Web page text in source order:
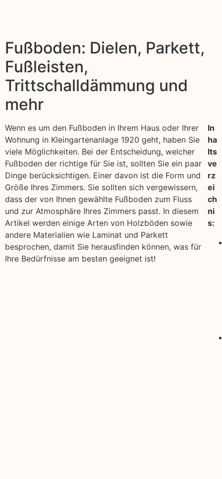
Fußboden: Dielen, Parkett,
Fußleisten,
Trittschalldämmung und
mehr
Wenn es um den Fußboden in Ihrem Haus oder Ihrer
Wohnung in Kleingartenanlage 1920 geht, haben Sie
viele Möglichkeiten. Bei der Entscheidung, welcher
Fußboden der richtige für Sie ist, sollten Sie ein paar
Dinge berücksichtigen. Einer davon ist die Form und
Größe Ihres Zimmers. Sie sollten sich vergewissern,
dass der von Ihnen gewählte Fußboden zum Fluss
und zur Atmosphäre Ihres Zimmers passt. In diesem
Artikel werden einige Arten von Holzböden sowie
andere Materialien wie Laminat und Parkett
besprochen, damit Sie herausfinden können, was für
Ihre Bedürfnisse am besten geeignet ist!
In
ha
lts
ve
rz
ei
ch
ni
s: